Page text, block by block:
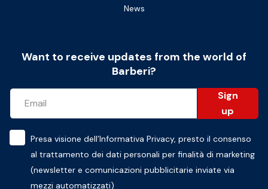
News
Want to receive updates from the world of
Barberi?
Sign
up
Presa visione dell’Informativa Privacy, presto il consenso
al trattamento dei dati personali per finalità di marketing
(newsletter e comunicazioni pubblicitarie inviate via
mezzi automatizzati)